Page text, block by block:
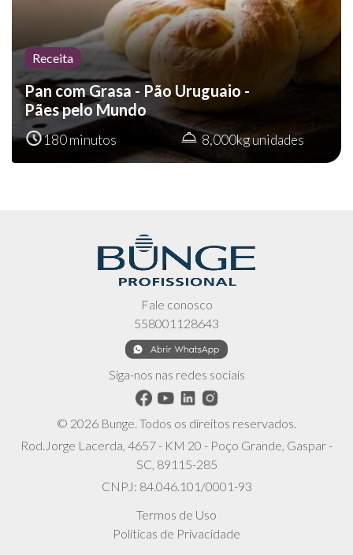
Receita
Pan com Grasa - Pão Uruguaio -
Pães pelo Mundo
180 minutos 8,000kg unidades
Fale conosco
558001128643
Siga-nos nas redes sociais
© 2026 Bunge. Todos os direitos reservados.
Rod.Jorge Lacerda, 4657 - KM 20 - Poço Grande, Gaspar -
SC, 89115-285
CNPJ: 84.046.101/0001-93
Termos de Uso
Políticas de Privacidade